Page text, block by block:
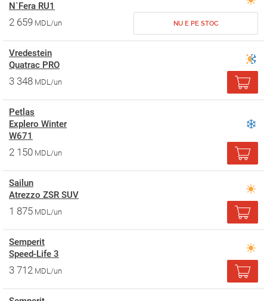
N`Fera RU1
2 659 MDL/un NU E PE STOC
Vredestein
Quatrac PRO
3 348 MDL/un
Petlas
Explero Winter
W671
2 150 MDL/un
Sailun
Atrezzo ZSR SUV
1 875 MDL/un
Semperit
Speed-Life 3
3 712 MDL/un